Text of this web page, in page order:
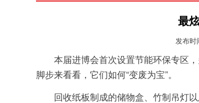
最
发布时
本届进博会首次设置节能环保专区
脚步来看看，它们如何“变废为宝”。
回收纸板制成的储物盒、竹制吊灯以